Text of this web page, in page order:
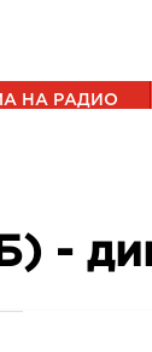
НА РАДИО
-